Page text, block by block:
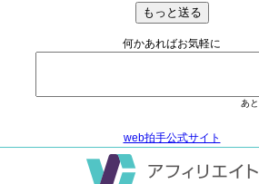
何かあればお気軽に
あと
web拍手公式サイト